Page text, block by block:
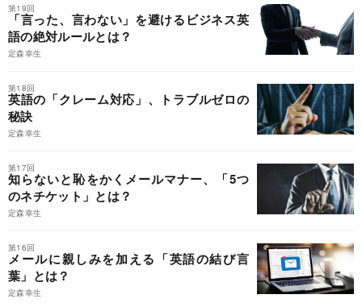
第19回
「言った、言わない」を避けるビジネス英
語の絶対ルールとは？
定森幸生
第18回
英語の「クレーム対応」、トラブルゼロの
秘訣
定森幸生
第17回
知らないと恥をかくメールマナー、「5つ
のネチケット」とは？
定森幸生
第16回
メールに親しみを加える「英語の結び言
葉」とは？
定森幸生